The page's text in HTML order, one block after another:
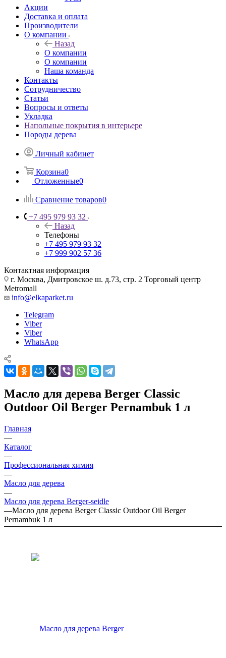
Акции
Доставка и оплата
Производители
О компании
Назад
О компании
О компании
Наша команда
Контакты
Сотрудничество
Статьи
Вопросы и ответы
Укладка
Напольные покрытия в интерьере
Породы дерева
Личный кабинет
Корзина0
Отложенные0
Сравнение товаров0
+7 495 979 93 32
Назад
Телефоны
+7 495 979 93 32
+7 999 902 57 36
Контактная информация
г. Москва, Дмитровское ш. д.73, стр. 2 Торговый центр
Metromall
info@elkaparket.ru
Telegram
Viber
Viber
WhatsApp
Масло для дерева Berger Classic
Outdoor Oil Berger Pernambuk 1 л
Главная
—
Каталог
—
Профессиональная химия
—
Масло для дерева
—
Масло для дерева Berger-seidle
—Масло для дерева Berger Classic Outdoor Oil Berger
Pernambuk 1 л